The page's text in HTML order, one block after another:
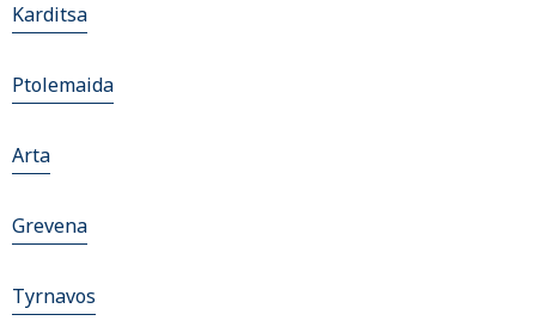
Karditsa
Ptolemaida
Arta
Grevena
Tyrnavos